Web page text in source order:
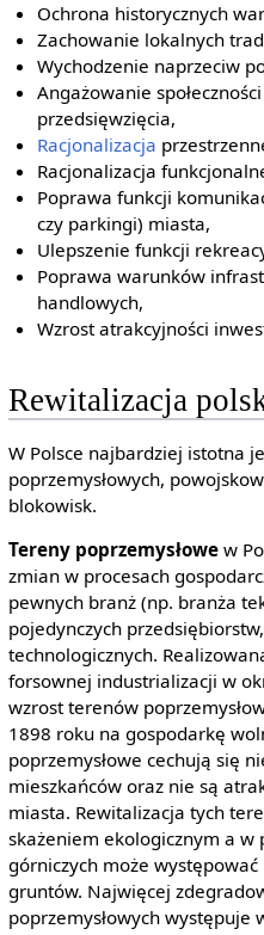
Ochrona historycznych
Zachowanie lokalnych
Wychodzenie naprzeciw
Angażowanie
przedsięwzięcia,
Racjonalizacja
Racjonalizacja
Poprawa funkcji
czy parkingi) miasta,
Ulepszenie funkcji
Poprawa warunków
handlowych,
Wzrost atrakcyjności
Rewitalizacja
W Polsce najbardziej istotna
poprzemysłowych,
blokowisk.
Tereny poprzemysłowew
zmian w procesach
pewnych branż (np. branża
pojedynczych
technologicznych.
forsownej industrializacji w
wzrost terenów
1898 roku na gospodarkę
poprzemysłowe cechują się
mieszkańców oraz nie są
miasta. Rewitalizacja tych
skażeniem ekologicznym a w
górniczych może
gruntów. Najwięcej
poprzemysłowych